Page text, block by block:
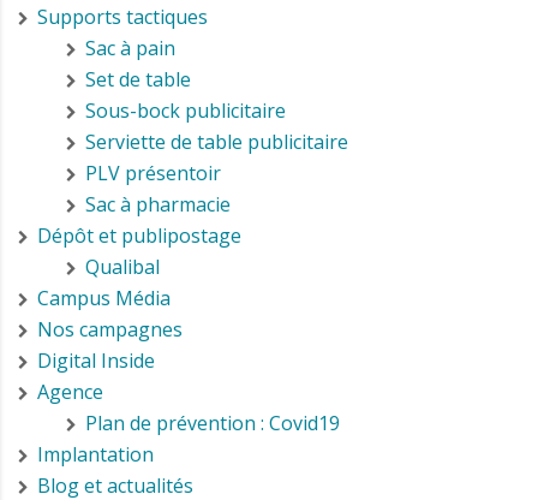
Supports tactiques
Sac à pain
Set de table
Sous-bock publicitaire
Serviette de table publicitaire
PLV présentoir
Sac à pharmacie
Dépôt et publipostage
Qualibal
Campus Média
Nos campagnes
Digital Inside
Agence
Plan de prévention : Covid19
Implantation
Blog et actualités